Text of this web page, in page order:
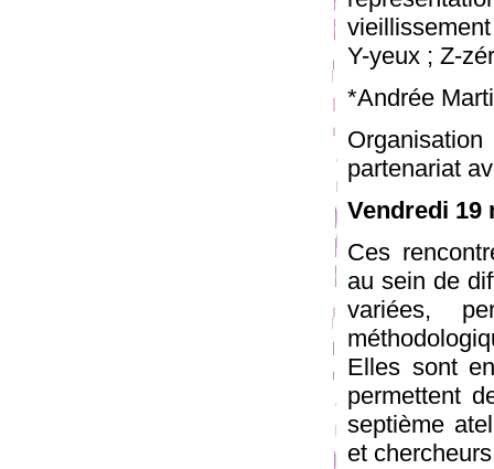
Y-yeux ; Z-
*Andrée
partenariat
Vendredi 19
Ces
au sein de
variées,
Elles sont
permettent
septième
et